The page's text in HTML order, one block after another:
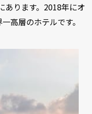
あります。2018年にオ
高層のホテルです。